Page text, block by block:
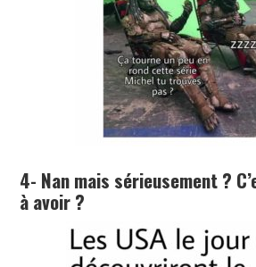
4- Nan mais sérieusement ?
à avoir ?